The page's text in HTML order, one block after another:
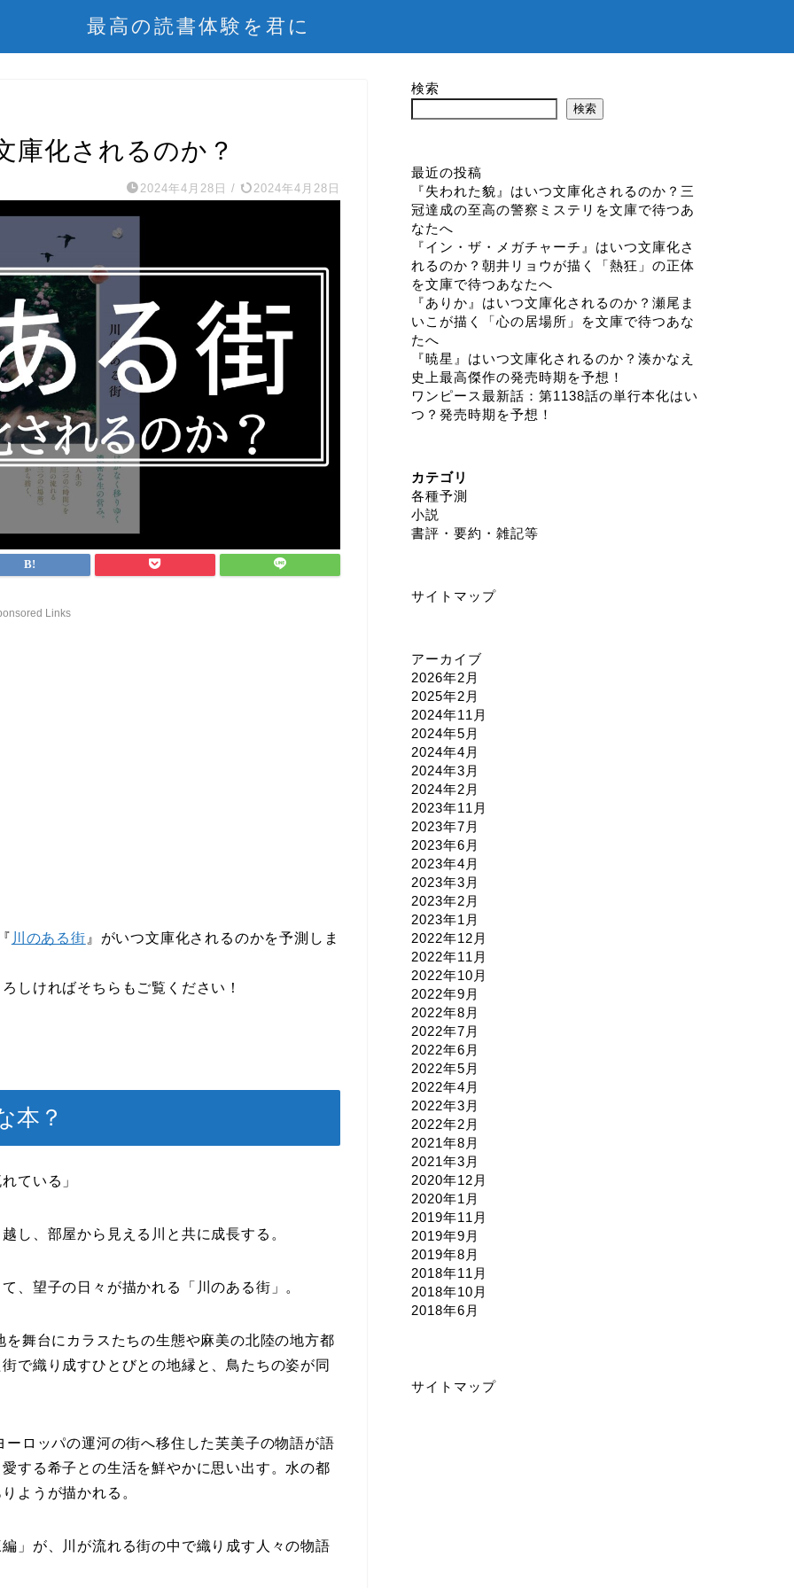
最高の読書体験を君に
庫化されるのか？
2024年4月28日 / 2024年4月28日
Links
川のある街 』がいつ文庫化されるのかを予測しま
しければそちらもご覧ください！
本？
ている」
し、部屋から見える川と共に成長する。
、望子の日々が描かれる「川のある街」。
舞台にカラスたちの生態や麻美の北陸の地方都
で織り成すひとびとの地縁と、鳥たちの姿が同
ロッパの運河の街へ移住した芙美子の物語が語
する希子との生活を鮮やかに思い出す。水の都
ようが描かれる。
」が、川が流れる街の中で織り成す人々の物語
検索
検索
最近の投稿
『失われた貌』はいつ文庫化されるのか？三
冠達成の至高の警察ミステリを文庫で待つあ
なたへ
『イン・ザ・メガチャーチ』はいつ文庫化さ
れるのか？朝井リョウが描く「熱狂」の正体
を文庫で待つあなたへ
『ありか』はいつ文庫化されるのか？瀬尾ま
いこが描く「心の居場所」を文庫で待つあな
たへ
『暁星』はいつ文庫化されるのか？湊かなえ
史上最高傑作の発売時期を予想！
ワンピース最新話：第1138話の単行本化はい
つ？発売時期を予想！
カテゴリ
各種予測
小説
書評・要約・雑記等
サイトマップ
アーカイブ
2026年2月
2025年2月
2024年11月
2024年5月
2024年4月
2024年3月
2024年2月
2023年11月
2023年7月
2023年6月
2023年4月
2023年3月
2023年2月
2023年1月
2022年12月
2022年11月
2022年10月
2022年9月
2022年8月
2022年7月
2022年6月
2022年5月
2022年4月
2022年3月
2022年2月
2021年8月
2021年3月
2020年12月
2020年1月
2019年11月
2019年9月
2019年8月
2018年11月
2018年10月
2018年6月
サイトマップ